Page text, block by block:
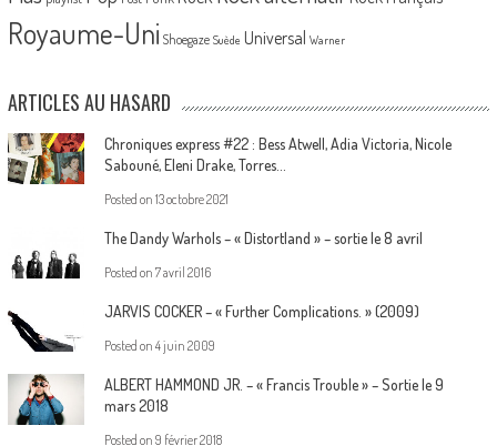
Royaume-Uni Shoegaze Suède Universal Warner
ARTICLES AU HASARD
Chroniques express #22 : Bess Atwell, Adia Victoria, Nicole
Sabouné, Eleni Drake, Torres…
Posted on 13 octobre 2021
The Dandy Warhols – « Distortland » – sortie le 8 avril
Posted on 7 avril 2016
JARVIS COCKER – « Further Complications. » (2009)
Posted on 4 juin 2009
ALBERT HAMMOND JR. – « Francis Trouble » – Sortie le 9
mars 2018
Posted on 9 février 2018